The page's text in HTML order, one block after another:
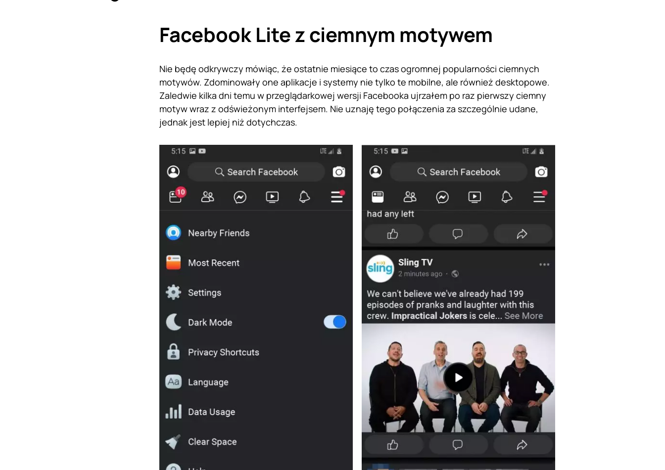
Facebook Lite z ciemnym motywem
Nie będę odkrywczy mówiąc, że ostatnie miesiące to czas ogromnej popularności ciemnych
motywów. Zdominowały one aplikacje i systemy nie tylko te mobilne, ale również desktopowe.
Zaledwie kilka dni temu w przeglądarkowej wersji Facebooka ujrzałem po raz pierwszy ciemny
motyw wraz z odświeżonym interfejsem. Nie uznaję tego połączenia za szczególnie udane,
jednak jest lepiej niż dotychczas.